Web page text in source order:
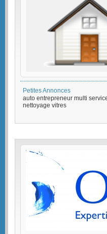
Petites Annonces
auto entrepreneur multi
nettoyage vitres